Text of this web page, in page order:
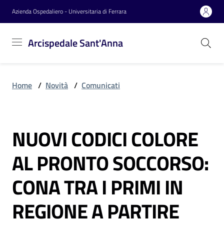
Vai al contenuto
Vai alla navigazione
Vai al footer
Azienda Ospedaliero - Universitaria di Ferrara
Arcispedale Sant'Anna
Sant'Anna
Azienda
Servizi
Reparti
Novità
Home / Novità / Comunicati
Salta al contenuto
NUOVI CODICI COLORE
AL PRONTO SOCCORSO:
CONA TRA I PRIMI IN
REGIONE A PARTIRE